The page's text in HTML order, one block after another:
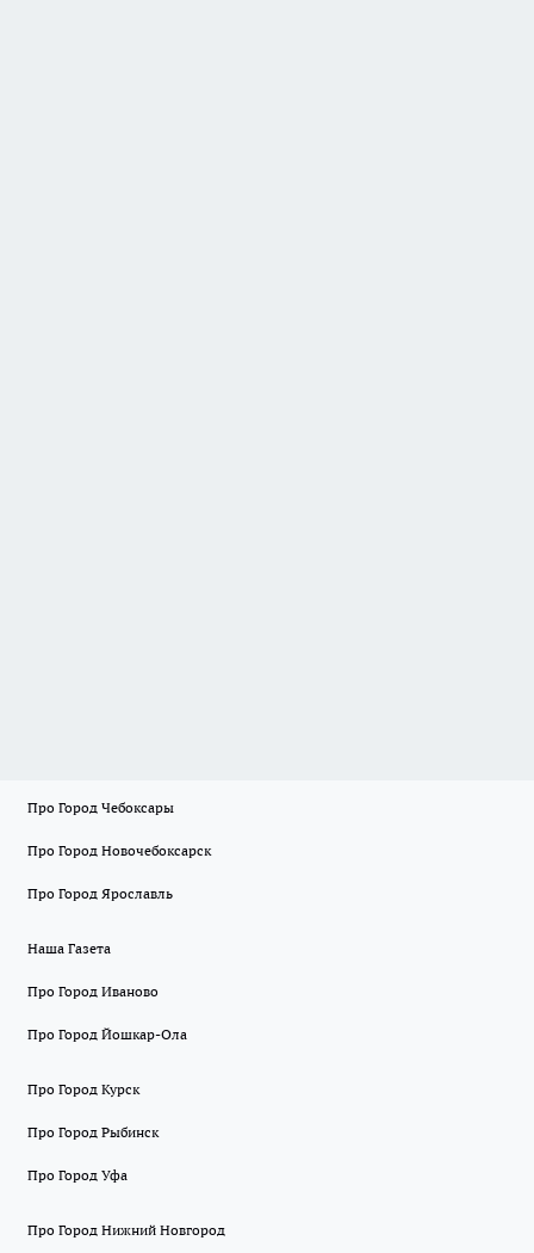
Про Город Чебоксары
Про Город Новочебоксарск
Про Город Ярославль
Наша Газета
Про Город Иваново
Про Город Йошкар-Ола
Про Город Курск
Про Город Рыбинск
Про Город Уфа
Про Город Нижний Новгород